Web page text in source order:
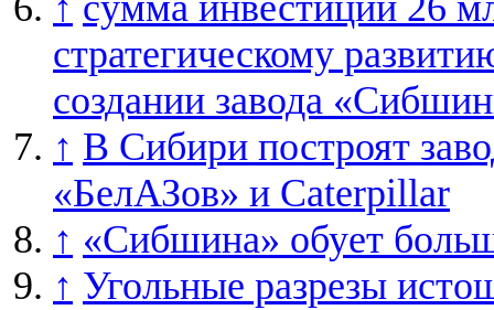
стратегическому
создании завода
↑ В Сибири построят
«БелАЗов» и Caterpillar
↑ «Сибшина» обует
↑ Угольные разрезы